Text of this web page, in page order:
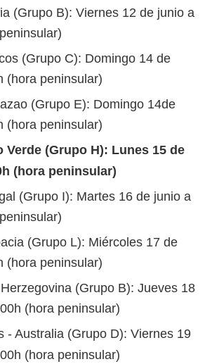
(Grupo B): Viernes 12 de junio a
(Grupo C): Domingo 14 de
(hora peninsular)
(Grupo E): Domingo 14de
(hora peninsular)
Verde (Grupo H): Lunes 15 de
(hora peninsular)
(Grupo I): Martes 16 de junio a
(Grupo L): Miércoles 17 de
(hora peninsular)
(Grupo B): Jueves 18
(hora peninsular)
- Australia (Grupo D): Viernes 19
(hora peninsular)